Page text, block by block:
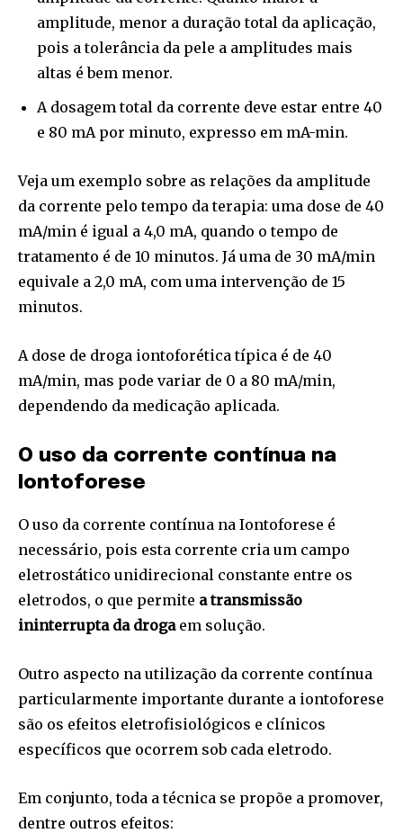
amplitude, menor a duração total da aplicação,
pois a tolerância da pele a amplitudes mais
altas é bem menor.
A dosagem total da corrente deve estar entre 40
e 80 mA por minuto, expresso em mA-min.
Veja um exemplo sobre as relações da amplitude
da corrente pelo tempo da terapia: uma dose de 40
mA/min é igual a 4,0 mA, quando o tempo de
tratamento é de 10 minutos. Já uma de 30 mA/min
equivale a 2,0 mA, com uma intervenção de 15
minutos.
A dose de droga iontoforética típica é de 40
mA/min, mas pode variar de 0 a 80 mA/min,
dependendo da medicação aplicada.
O uso da corrente contínua na
Iontoforese
O uso da corrente contínua na Iontoforese é
necessário, pois esta corrente cria um campo
eletrostático unidirecional constante entre os
eletrodos, o que permite a transmissão
ininterrupta da drogaem solução.
Outro aspecto na utilização da corrente contínua
particularmente importante durante a iontoforese
são os efeitos eletrofisiológicos e clínicos
específicos que ocorrem sob cada eletrodo.
Em conjunto, toda a técnica se propõe a promover,
dentre outros efeitos: